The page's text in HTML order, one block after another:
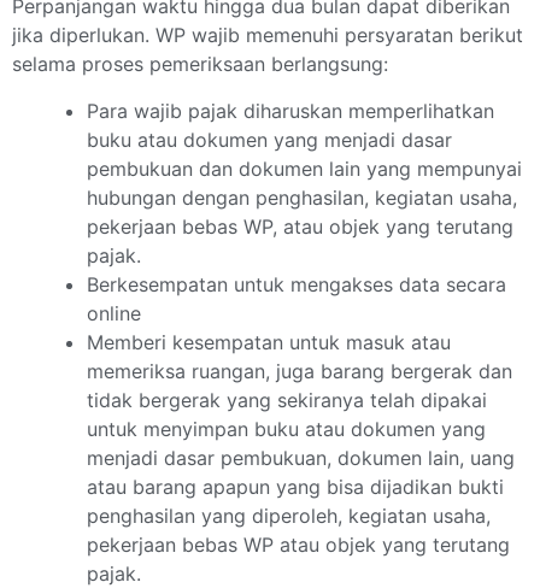
Perpanjangan waktu hingga dua bulan dapat diberikan
jika diperlukan. WP wajib memenuhi persyaratan berikut
selama proses pemeriksaan berlangsung:
Para wajib pajak diharuskan memperlihatkan
buku atau dokumen yang menjadi dasar
pembukuan dan dokumen lain yang mempunyai
hubungan dengan penghasilan, kegiatan usaha,
pekerjaan bebas WP, atau objek yang terutang
pajak.
Berkesempatan untuk mengakses data secara
online
Memberi kesempatan untuk masuk atau
memeriksa ruangan, juga barang bergerak dan
tidak bergerak yang sekiranya telah dipakai
untuk menyimpan buku atau dokumen yang
menjadi dasar pembukuan, dokumen lain, uang
atau barang apapun yang bisa dijadikan bukti
penghasilan yang diperoleh, kegiatan usaha,
pekerjaan bebas WP atau objek yang terutang
pajak.